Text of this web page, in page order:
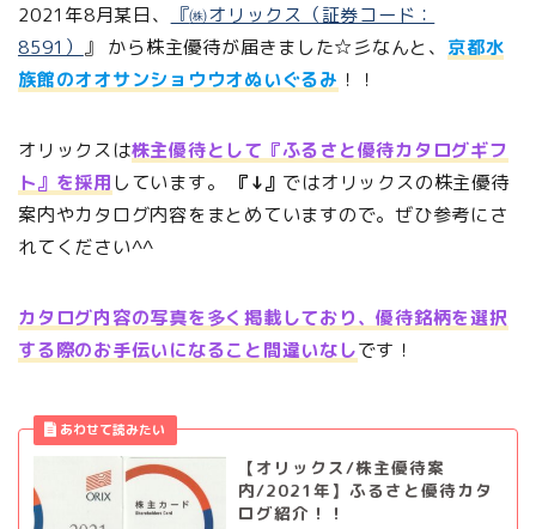
2021年8月某日、 『㈱オリックス（証券コード：
8591） 』 から株主優待が届きました☆彡なんと、 京都水
族館のオオサンショウウオぬいぐるみ ！！
オリックスは株主優待として『ふるさと優待カタログギフ
ト』を採用 しています。 『↓』 ではオリックスの株主優待
案内やカタログ内容をまとめていますので。ぜひ参考にさ
れてください^^
カタログ内容の写真を多く掲載しており、優待銘柄を選択
する際のお手伝いになること間違いなしです！
【オリックス/株主優待案
内/2021年】ふるさと優待カタ
ログ紹介！！